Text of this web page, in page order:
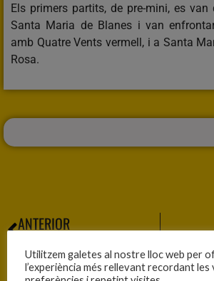
Els primers partits, de pre-mini, es van
Santa Maria de Blanes i van
amb Quatre Vents vermell, i a Santa
Rosa.
ANTERIOR
Utilitzem galetes al nostre lloc web per
l’experiència més rellevant recordant